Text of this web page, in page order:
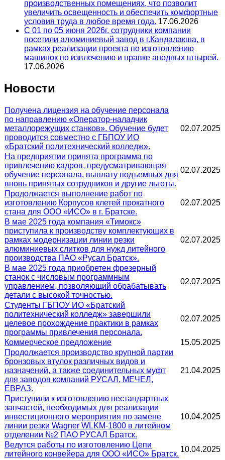
производственных помещениях, что позволит
увеличить освещенность и обеспечить комфортные
условия труда в любое время года. 17.06.2026
С 01 по 05 июня 2026г. сотрудники компании
посетили алюминиевый завод в г.Кандалакша, в
рамках реализации проекта по изготовлению
машинок по извлечению и правке анодных штырей.
17.06.2026
Новости
Получена лицензия на обучение персонала
по направлению «Оператор-наладчик
металлорежущих станков». Обучение будет
проводится совместно с ГБПОУ ИО
«Братский политехнический колледж».
02.07.2025
На предприятии принята программа по
привлечению кадров, предусматривающая
обучение персонала, выплату подъемных для
вновь принятых сотрудников и другие льготы.
02.07.2025
Продолжается выполнение работ по
изготовлению Корпусов клетей прокатного
стана для ООО «ИСО» в г. Братске.
02.07.2025
В мае 2025 года компания «Тимокс»
приступила к производству комплектующих в
рамках модернизации линии резки
алюминиевых слитков для нужд литейного
производства ПАО «Русал Братск».
02.07.2025
В мае 2025 года приобретен фрезерный
станок с числовым программным
управлением, позволяющий обрабатывать
детали с высокой точностью.
02.07.2025
Студенты ГБПОУ ИО «Братский
политехнический колледж» завершили
целевое прохождение практики в рамках
программы привлечения персонала.
02.07.2025
Коммерческое предложение
15.05.2025
Продолжается производство крупной партии
бронзовых втулок различных видов и
назначений, а также соединительных муфт
для заводов компаний РУСАЛ, МЕЧЕЛ,
ЕВРАЗ.
21.04.2025
Приступили к изготовлению нестандартных
запчастей, необходимых для реализации
инвестиционного мероприятия по замене
линии резки Wagner WLKM-1800 в литейном
отделении №2 ПАО РУСАЛ Братск.
10.04.2025
Ведутся работы по изготовлению Цепи
литейного конвейера для ООО «ИСО» Братск.
10.04.2025